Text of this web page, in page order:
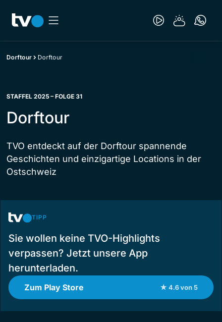
Dorftour Dorftour
STAFFEL 2025 – FOLGE 31
Dorftour
TVO entdeckt auf der Dorftour spannende
Geschichten und einzigartige Locations in der
Ostschweiz
TIPP
Sie wollen keine TVO-Highlights
verpassen? Jetzt unsere App
herunterladen.
Zum Play Store ★ 4.6 von 5